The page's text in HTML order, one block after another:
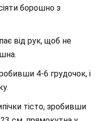
борошно з
від рук, щоб не
4-6 грудочок, і
тісто, зробивши